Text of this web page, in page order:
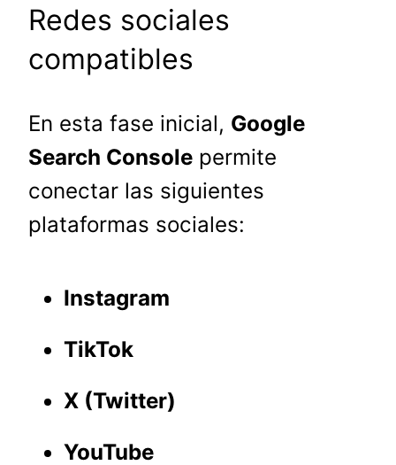
Redes sociales
compatibles
En esta fase inicial, Google
Search Console permite
conectar las siguientes
plataformas sociales:
Instagram
TikTok
X (Twitter)
YouTube